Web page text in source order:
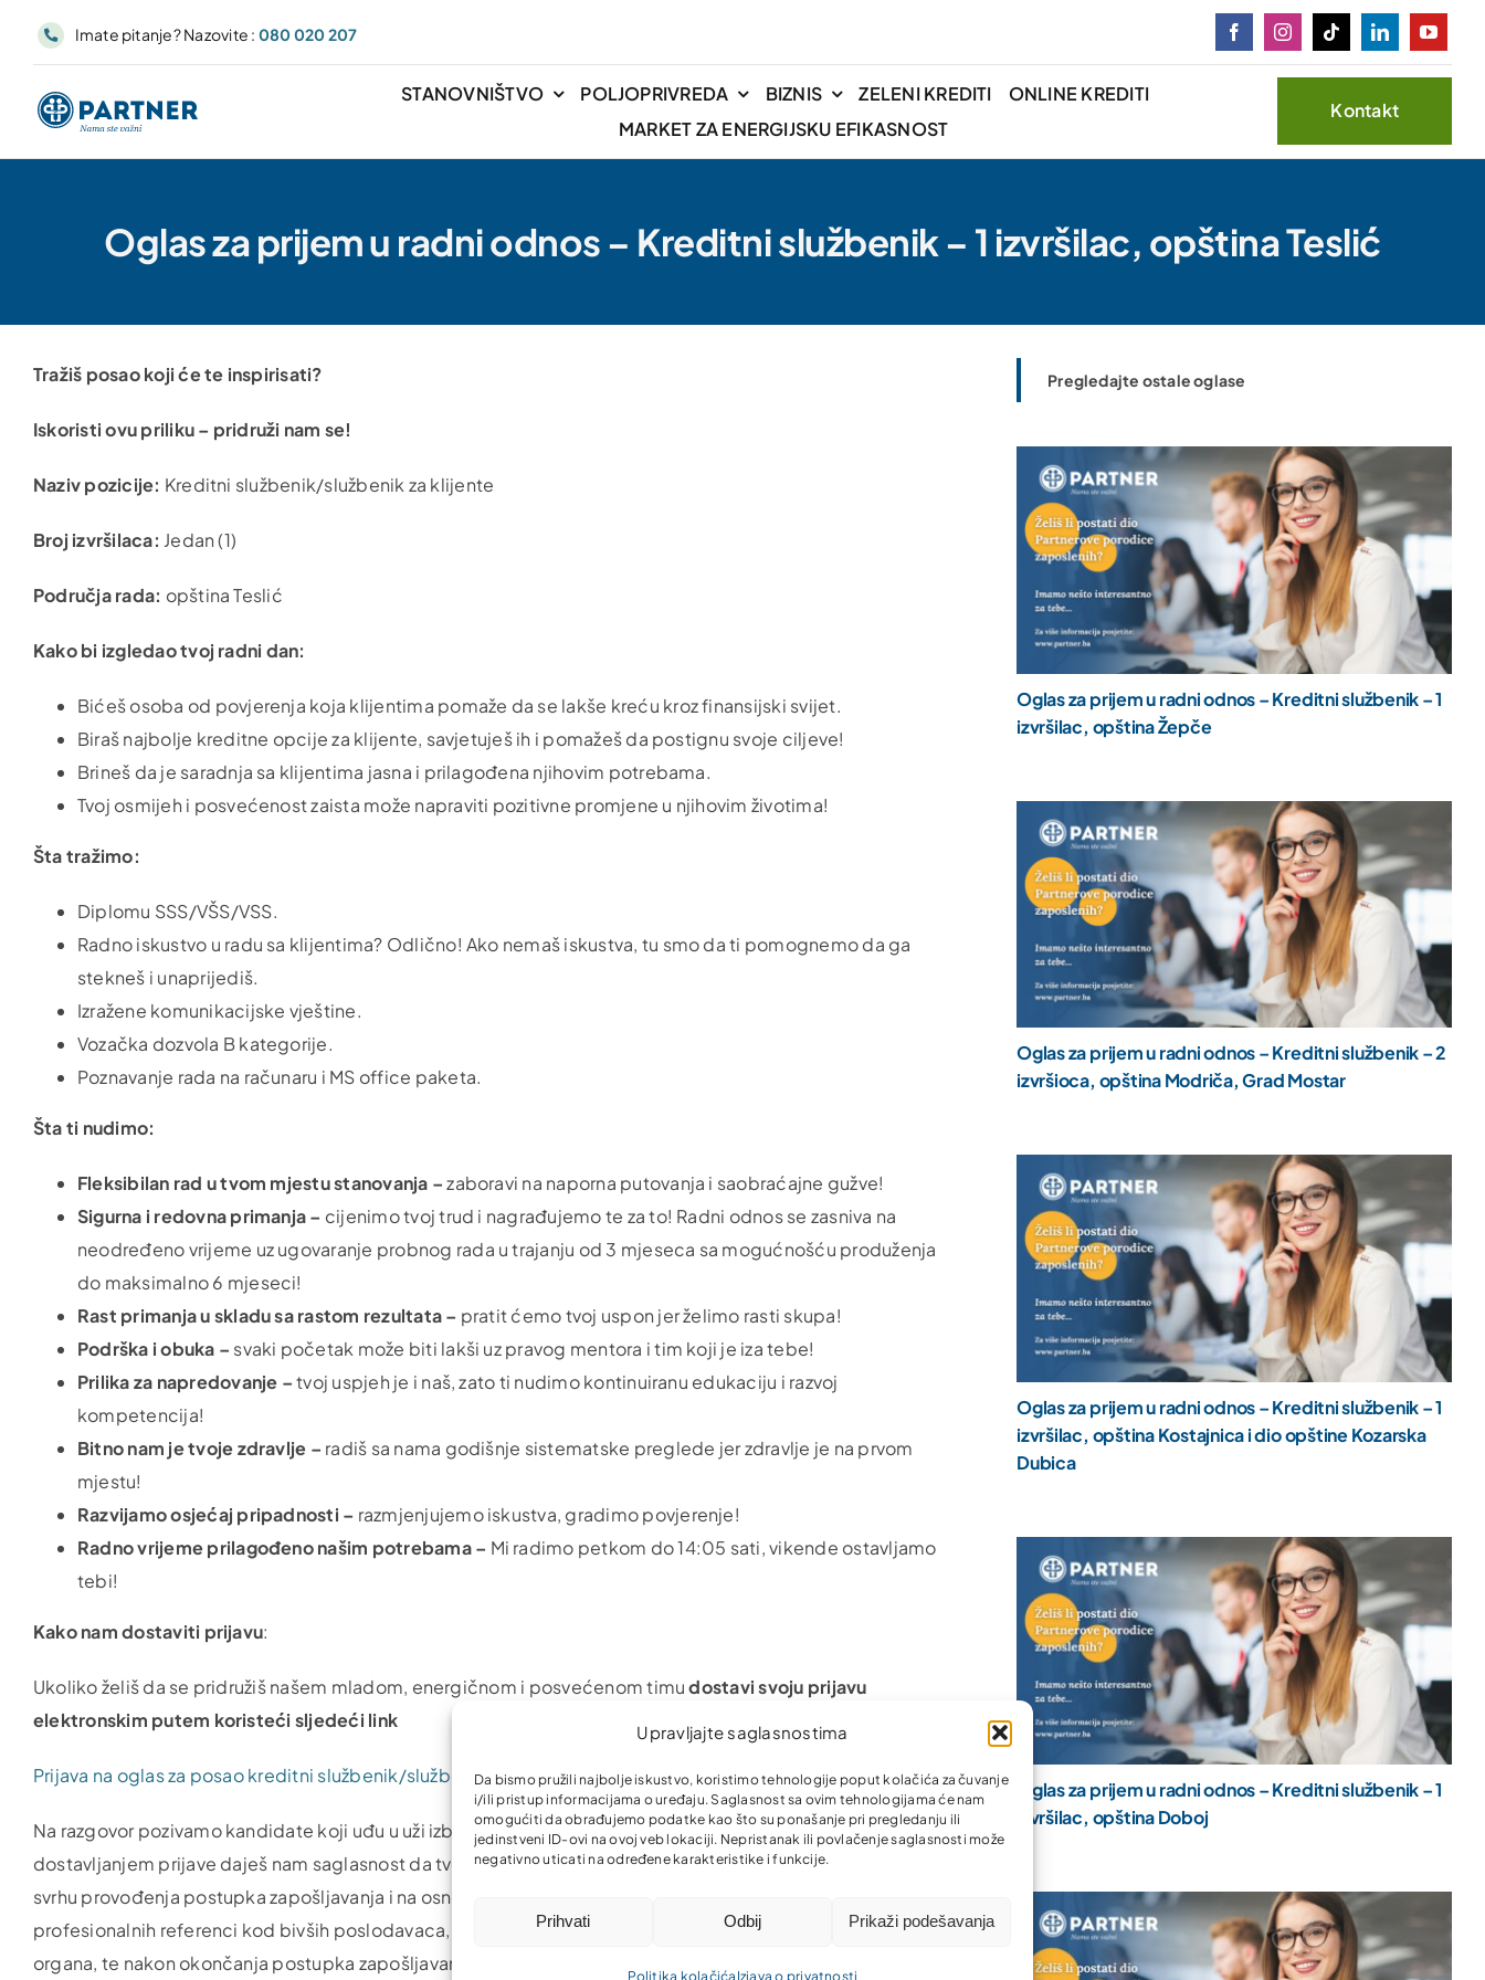
Upravljajte saglasnostima
Da bismo pružili najbolje iskustvo, koristimo tehnologije poput kolačića za čuvanje
i/ili pristup informacijama o uređaju. Saglasnost sa ovim tehnologijama će nam
omogućiti da obrađujemo podatke kao što su ponašanje pri pregledanju ili
jedinstveni ID-ovi na ovoj veb lokaciji. Nepristanak ili povlačenje saglasnosti može
negativno uticati na određene karakteristike i funkcije.
Prihvati Odbij Prikaži podešavanja
Politika kolačića Izjava o privatnosti
Imate pitanje? Nazovite : 080 020 207
STANOVNIŠTVO POLJOPRIVREDA BIZNIS ZELENI KREDITI
ONLINE KREDITI
MARKET ZA ENERGIJSKU EFIKASNOST
Kontakt
Oglas za prijem u radni odnos – Kreditni službenik – 1 izvršilac, opština Teslić
Tražiš posao koji će te inspirisati?
Iskoristi ovu priliku – pridruži nam se!
Naziv pozicije: Kreditni službenik/službenik za klijente
Broj izvršilaca: Jedan (1)
Područja rada: opština Teslić
Kako bi izgledao tvoj radni dan:
Bićeš osoba od povjerenja koja klijentima pomaže da se lakše kreću kroz finansijski svijet.
Biraš najbolje kreditne opcije za klijente, savjetuješ ih i pomažeš da postignu svoje ciljeve!
Brineš da je saradnja sa klijentima jasna i prilagođena njihovim potrebama.
Tvoj osmijeh i posvećenost zaista može napraviti pozitivne promjene u njihovim životima!
Šta tražimo:
Diplomu SSS/VŠS/VSS.
Radno iskustvo u radu sa klijentima? Odlično! Ako nemaš iskustva, tu smo da ti pomognemo da ga
stekneš i unaprijediš.
Izražene komunikacijske vještine.
Vozačka dozvola B kategorije.
Poznavanje rada na računaru i MS office paketa.
Šta ti nudimo:
Fleksibilan rad u tvom mjestu stanovanja –zaboravi na naporna putovanja i saobraćajne gužve!
Sigurna i redovna primanja – cijenimo tvoj trud i nagrađujemo te za to! Radni odnos se zasniva na
neodređeno vrijeme uz ugovaranje probnog rada u trajanju od 3 mjeseca sa mogućnošću produženja
do maksimalno 6 mjeseci!
Rast primanja u skladu sa rastom rezultata – pratit ćemo tvoj uspon jer želimo rasti skupa!
Podrška i obuka – svaki početak može biti lakši uz pravog mentora i tim koji je iza tebe!
Prilika za napredovanje –tvoj uspjeh je i naš, zato ti nudimo kontinuiranu edukaciju i razvoj
kompetencija!
Bitno nam je tvoje zdravlje – radiš sa nama godišnje sistematske preglede jer zdravlje je na prvom
mjestu!
Razvijamo osjećaj pripadnosti – razmjenjujemo iskustva, gradimo povjerenje!
Radno vrijeme prilagođeno našim potrebama – Mi radimo petkom do 14:05 sati, vikende ostavljamo
tebi!
Kako nam dostaviti prijavu:
Ukoliko želiš da se pridružiš našem mladom, energičnom i posvećenom timudostavi svoju prijavu
elektronskim putem koristeći sljedeći link
Prijava na oglas za posao kreditni službenik/službenik za klijente – Teslić 6.2026. – Fill out form
Na razgovor pozivamo kandidate koji uđu u uži izbor. Vodimo računa o ličnim podacima koje nam šalješ,
dostavljanjem prijave daješ nam saglasnost da tvoje lične podatke navedene u prijavi, možemo obrađivati u
svrhu provođenja postupka zapošljavanja i na osnovu tih podataka vršiti provjere ličnih karakteristika i
profesionalnih referenci kod bivših poslodavaca, tražiti podatke iz službenih evidencija nadležnih državnih
organa, te nakon okončanja postupka zapošljavanja, ove podatke pohraniti u svojim službenim evidencijama
Pregledajte ostale oglase
Oglas za prijem u radni odnos – Kreditni službenik – 1
izvršilac, opština Žepče
Oglas za prijem u radni odnos – Kreditni službenik – 2
izvršioca, opština Modriča, Grad Mostar
Oglas za prijem u radni odnos – Kreditni službenik – 1
izvršilac, opština Kostajnica i dio opštine Kozarska
Dubica
Oglas za prijem u radni odnos – Kreditni službenik – 1
izvršilac, opština Doboj